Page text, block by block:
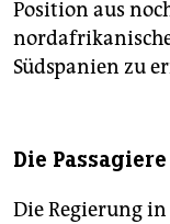
Position aus
Südspanien zu
Die
Die Regierung